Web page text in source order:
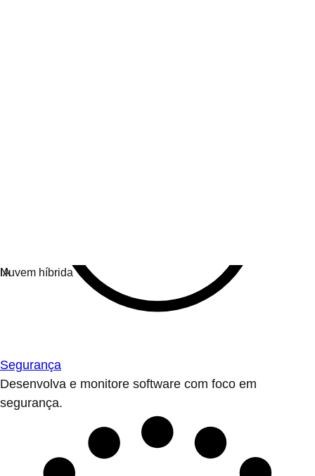
Segurança
Desenvolva e monitore software com foco em
segurança.